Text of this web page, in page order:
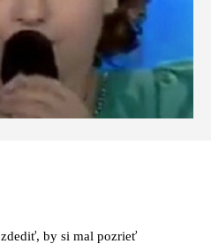
by si mal pozrieť